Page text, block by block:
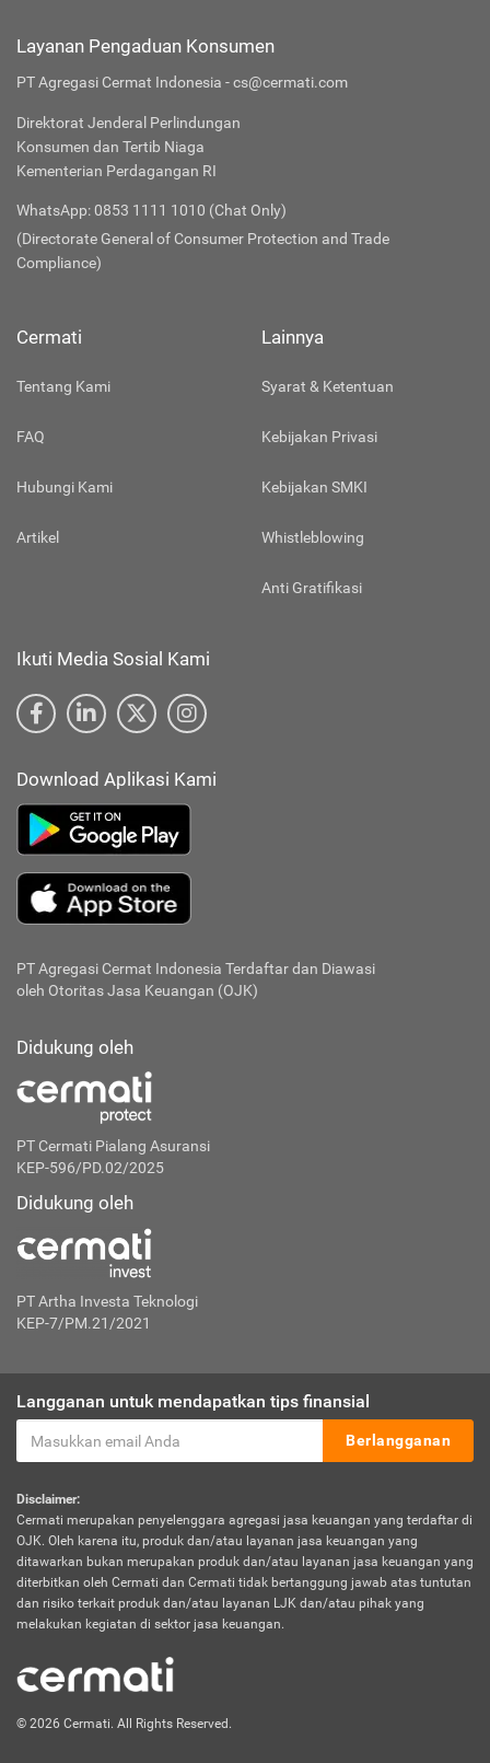
Layanan Pengaduan Konsumen
PT Agregasi Cermat Indonesia - cs@cermati.com
Direktorat Jenderal Perlindungan
Konsumen dan Tertib Niaga
Kementerian Perdagangan RI
WhatsApp: 0853 1111 1010 (Chat Only)
(Directorate General of Consumer Protection and Trade
Compliance)
Cermati
Tentang Kami
FAQ
Hubungi Kami
Artikel
Lainnya
Syarat & Ketentuan
Kebijakan Privasi
Kebijakan SMKI
Whistleblowing
Anti Gratifikasi
Ikuti Media Sosial Kami
Download Aplikasi Kami
PT Agregasi Cermat Indonesia Terdaftar dan Diawasi
oleh Otoritas Jasa Keuangan (OJK)
Didukung oleh
PT Cermati Pialang Asuransi
KEP-596/PD.02/2025
Didukung oleh
PT Artha Investa Teknologi
KEP-7/PM.21/2021
Langganan untuk mendapatkan tips finansial
Berlangganan
Disclaimer:
Cermati merupakan penyelenggara agregasi jasa keuangan yang terdaftar di
OJK. Oleh karena itu, produk dan/atau layanan jasa keuangan yang
ditawarkan bukan merupakan produk dan/atau layanan jasa keuangan yang
diterbitkan oleh Cermati dan Cermati tidak bertanggung jawab atas tuntutan
dan risiko terkait produk dan/atau layanan LJK dan/atau pihak yang
melakukan kegiatan di sektor jasa keuangan.
© 2026 Cermati. All Rights Reserved.